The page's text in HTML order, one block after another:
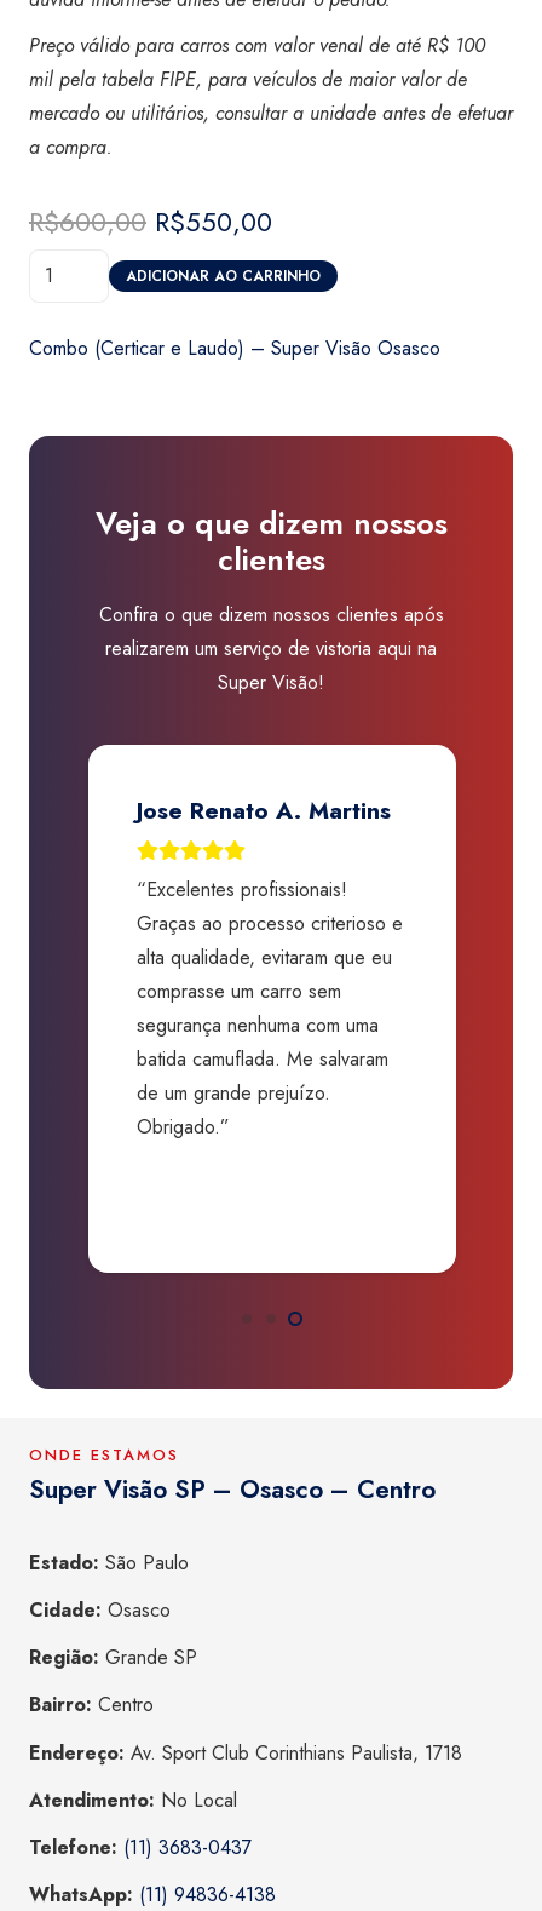
Preço válido para carros com valor venal de até R$ 100
mil pela tabela FIPE, para veículos de maior valor de
mercado ou utilitários, consultar a unidade antes de efetuar
a compra.
R$600,00 O
preço
original
R$600,00.
R$550,00
preço
atual
R$550,00.
Combo
e
Super
quantidade
ADICIONAR AO CARRINHO
Combo (Certicar e Laudo) – Super Visão Osasco
Veja o que dizem nossos
clientes
Confira o que dizem nossos clientes após
realizarem um serviço de vistoria aqui na
Super Visão!
Priscila Lamarca
“Experiência excelente, só
tenho a agradecer toda atenção,
agilidade, sem palavras, rápidos,
prestativos, atenciosos. O laudo
fica pronto muito rápido, indico
mil vezes, além do preço justo.
Destaque para o atendimento da
Bia e Kadu, maravilhosos.
ONDE ESTAMOS
Super Visão SP – Osasco – Centro
Estado: São Paulo
Cidade: Osasco
Região: Grande SP
Bairro: Centro
Endereço: Av. Sport Club Corinthians Paulista, 1718
Atendimento: No Local
Telefone: (11) 3683-0437
WhatsApp: (11) 94836-4138